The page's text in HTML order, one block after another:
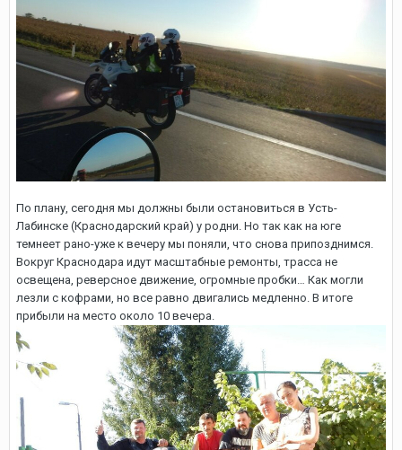
По плану, сегодня мы должны были остановиться в Усть-
Лабинске (Краснодарский край) у родни. Но так как на юге
темнеет рано-уже к вечеру мы поняли, что снова припозднимся.
Вокруг Краснодара идут масштабные ремонты, трасса не
освещена, реверсное движение, огромные пробки… Как могли
лезли с кофрами, но все равно двигались медленно. В итоге
прибыли на место около 10 вечера.